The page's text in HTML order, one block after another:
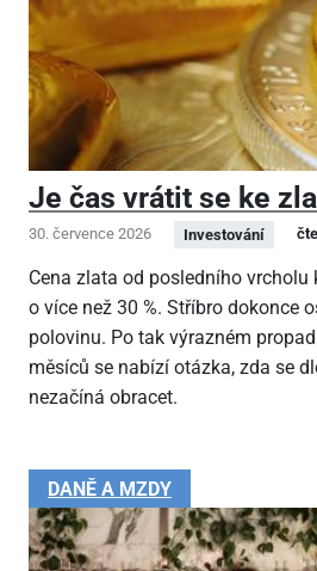
Je čas vrátit se ke
30. července 2026 Investování
Cena zlata od posledního vrcholu
o více než 30 %. Stříbro dokonce
polovinu. Po tak výrazném
měsíců se nabízí otázka, zda se
nezačíná obracet.
DANĚ A MZDY